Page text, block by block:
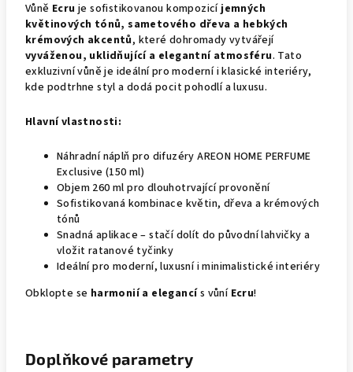
Vůně Ecru je sofistikovanou kompozicíjemných
květinových tónů, sametového dřeva a hebkých
krémových akcentů, které dohromady vytvářejí
vyváženou, uklidňující a elegantní atmosféru. Tato
exkluzivní vůně je ideální pro moderní i klasické interiéry,
kde podtrhne styl a dodá pocit pohodlí a luxusu.
Hlavní vlastnosti:
Náhradní náplň pro difuzéry AREON HOME PERFUME
Exclusive (150 ml)
Objem 260 ml pro dlouhotrvající provonění
Sofistikovaná kombinace květin, dřeva a krémových
tónů
Snadná aplikace – stačí dolít do původní lahvičky a
vložit ratanové tyčinky
Ideální pro moderní, luxusní i minimalistické interiéry
Obklopte se harmonií a elegancís vůní Ecru!
Doplňkové parametry